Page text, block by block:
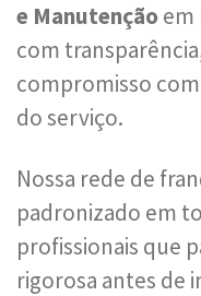
e Manutenção em
com
compromisso
do serviço.
Nossa rede de
padronizado em
profissionais que
rigorosa antes de